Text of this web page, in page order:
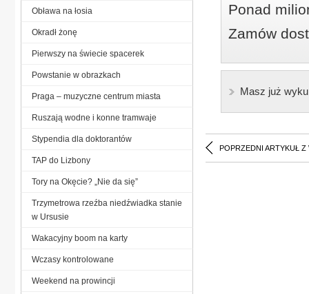
Ponad
Zamów
Masz już
POPRZEDNI ARTYKUŁ Z
Obława na łosia
Okradł żonę
Pierwszy na świecie spacerek
Powstanie w obrazkach
Praga – muzyczne centrum miasta
Ruszają wodne i konne tramwaje
Stypendia dla doktorantów
TAP do Lizbony
Tory na Okęcie? „Nie da się”
Trzymetrowa rzeźba niedźwiadka stanie
w Ursusie
Wakacyjny boom na karty
Wczasy kontrolowane
Weekend na prowincji